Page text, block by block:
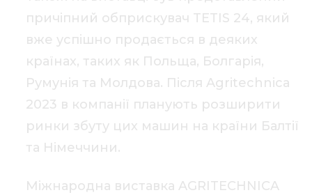
причіпний обприскувач TETIS 24, який
вже успішно продається в деяких
країнах, таких як Польща, Болгарія,
Румунія та Молдова. Після Agritechnica
2023 в компанії планують розширити
ринки збуту цих машин на країни Балтії
та Німеччини.
Міжнародна виставка AGRITECHNICA